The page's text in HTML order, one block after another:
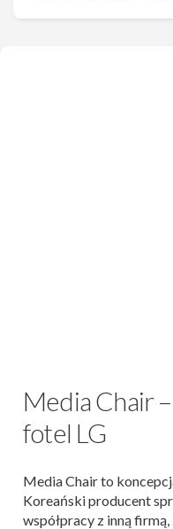
Media Chair
fotel LG
Media Chair to
Koreański producent
współpracy z inną